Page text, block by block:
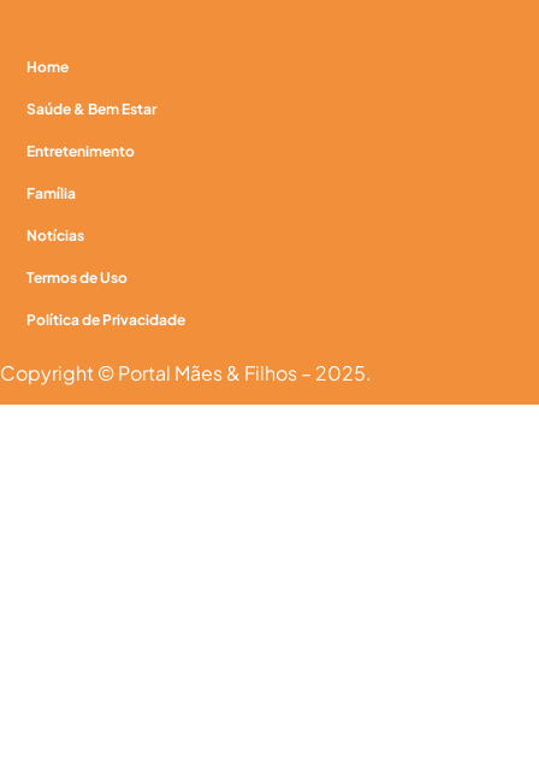
Home
Saúde & Bem Estar
Entretenimento
Família
Notícias
Termos de Uso
Política de Privacidade
Copyright © Portal Mães & Filhos – 2025.